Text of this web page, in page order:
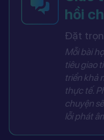
hồi
Đặt
Mỗi bài
tiêu giao
triển khả
thực tế.
chuyện
lỗi phát